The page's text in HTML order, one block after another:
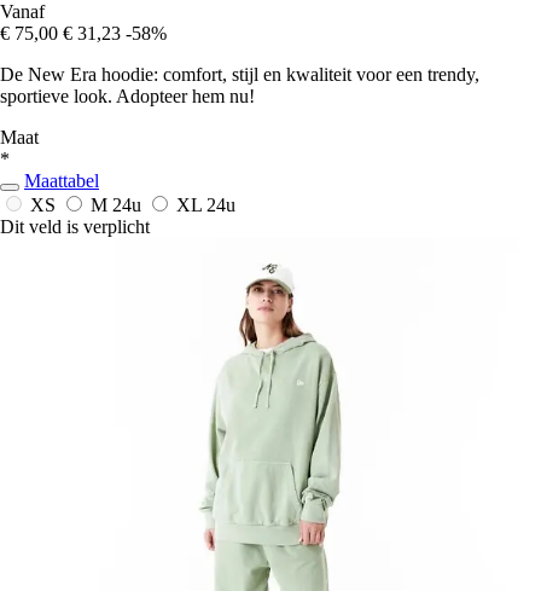
Vanaf
€ 75,00 € 31,23 -58%
De New Era hoodie: comfort, stijl en kwaliteit voor een trendy,
sportieve look. Adopteer hem nu!
Maat
*
Maattabel
XS
M 24u XL 24u
Dit veld is verplicht